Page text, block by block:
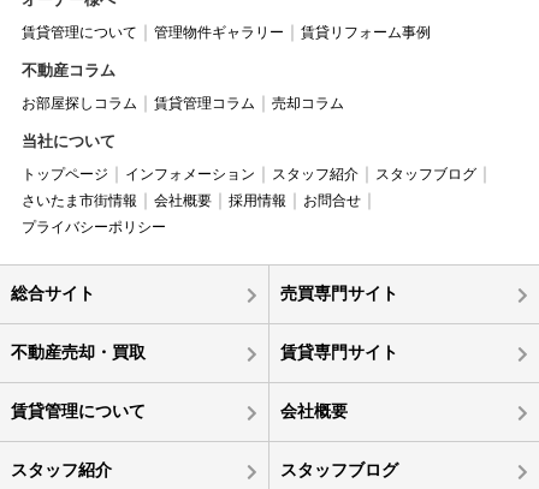
賃貸管理について 管理物件ギャラリー 賃貸リフォーム事例
不動産コラム
お部屋探しコラム 賃貸管理コラム 売却コラム
当社について
トップページ インフォメーション スタッフ紹介
スタッフブログ
さいたま市街情報
会社概要 採用情報
お問合せ
プライバシーポリシー
総合サイト 売買専門サイト
不動産売却・買取 賃貸専門サイト
賃貸管理について 会社概要
スタッフ紹介 スタッフブログ